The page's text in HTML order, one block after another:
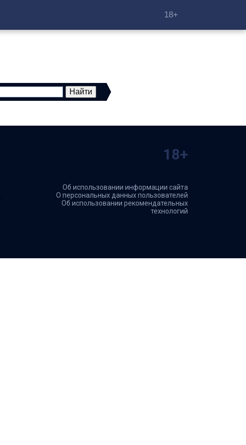
18+
18+
Об использовании информации сайта
О персональных данных пользователей
Об использовании рекомендательных
технологий